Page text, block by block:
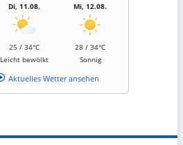
Di, 11.08.
25 / 34°C
Leicht bewölkt
Mi, 12.08.
28 / 34°C
Sonnig
Aktuelles Wetter ansehen